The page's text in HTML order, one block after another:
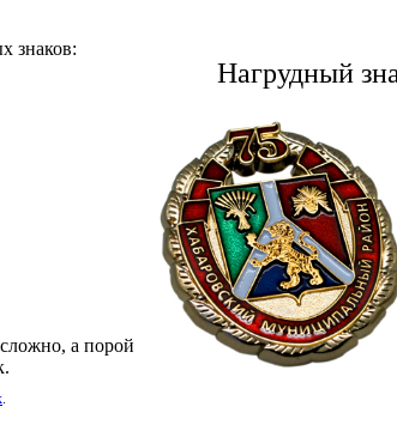
знаков:
а порой
Нагрудный
.